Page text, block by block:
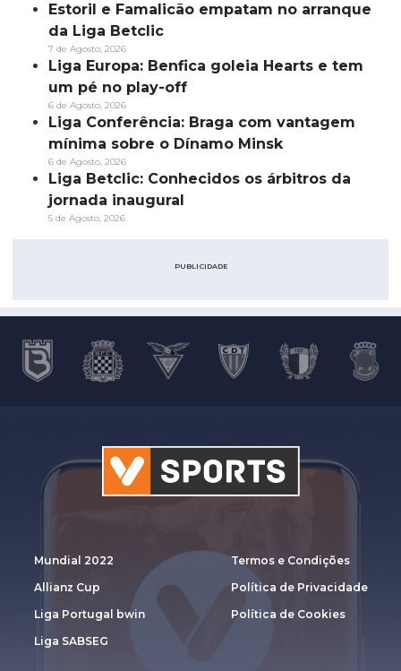
Estoril e Famalicão empatam no arranque
da Liga Betclic
7 de Agosto, 2026
Liga Europa: Benfica goleia Hearts e tem
um pé no play-off
6 de Agosto, 2026
Liga Conferência: Braga com vantagem
mínima sobre o Dínamo Minsk
6 de Agosto, 2026
Liga Betclic: Conhecidos os árbitros da
jornada inaugural
5 de Agosto, 2026
PUBLICIDADE
Mundial 2022
Allianz Cup
Liga Portugal bwin
Liga SABSEG
Termos e Condições
Política de Privacidade
Política de Cookies